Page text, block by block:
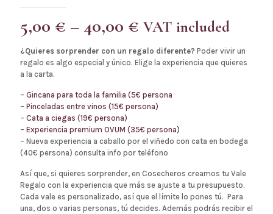
5,00 € – 40,00 € Price
range:
5,00 €
40,00 €
VAT included
¿Quieres sorprender con un regalo diferente? Poder vivir un
regalo es algo especial y único. Elige la experiencia que quieres
a la carta.
– Gincana para toda la familia (5€ persona
– Pinceladas entre vinos (15€ persona)
– Cata a ciegas (19€ persona)
– Experiencia premium OVUM (35€ persona)
– Nueva experiencia a caballo por el viñedo con cata en bodega
(40€ persona) consulta info por teléfono
Así que, si quieres sorprender, en Cosecheros creamos tu Vale
Regalo con la experiencia que más se ajuste a tu presupuesto.
Cada vale es personalizado, así que el límite lo pones tú. Para
una, dos o varias personas, tú decides. Además podrás recibir el